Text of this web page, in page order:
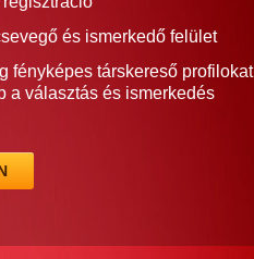
és ismerkedő felület
fényképes társkereső profilokat
a választás és ismerkedés